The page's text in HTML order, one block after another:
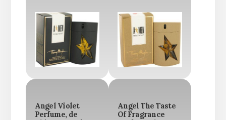
Angel Violet
Perfume, de
Angel The Taste
Of Fragrance